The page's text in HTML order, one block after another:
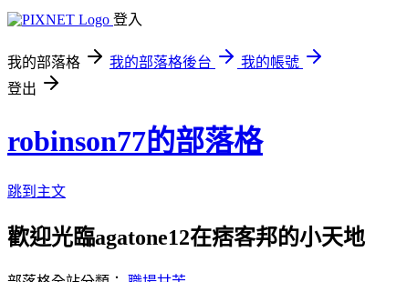
登入
我的部落格 我的部落格後台
我的帳號
登出
robinson77的部落格
跳到主文
歡迎光臨agatone12在痞客邦的小天地